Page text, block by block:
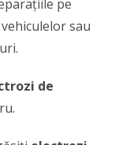
pe
sau
de